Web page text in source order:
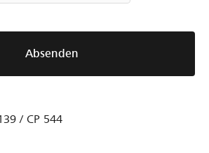
Absenden
/ CP 544